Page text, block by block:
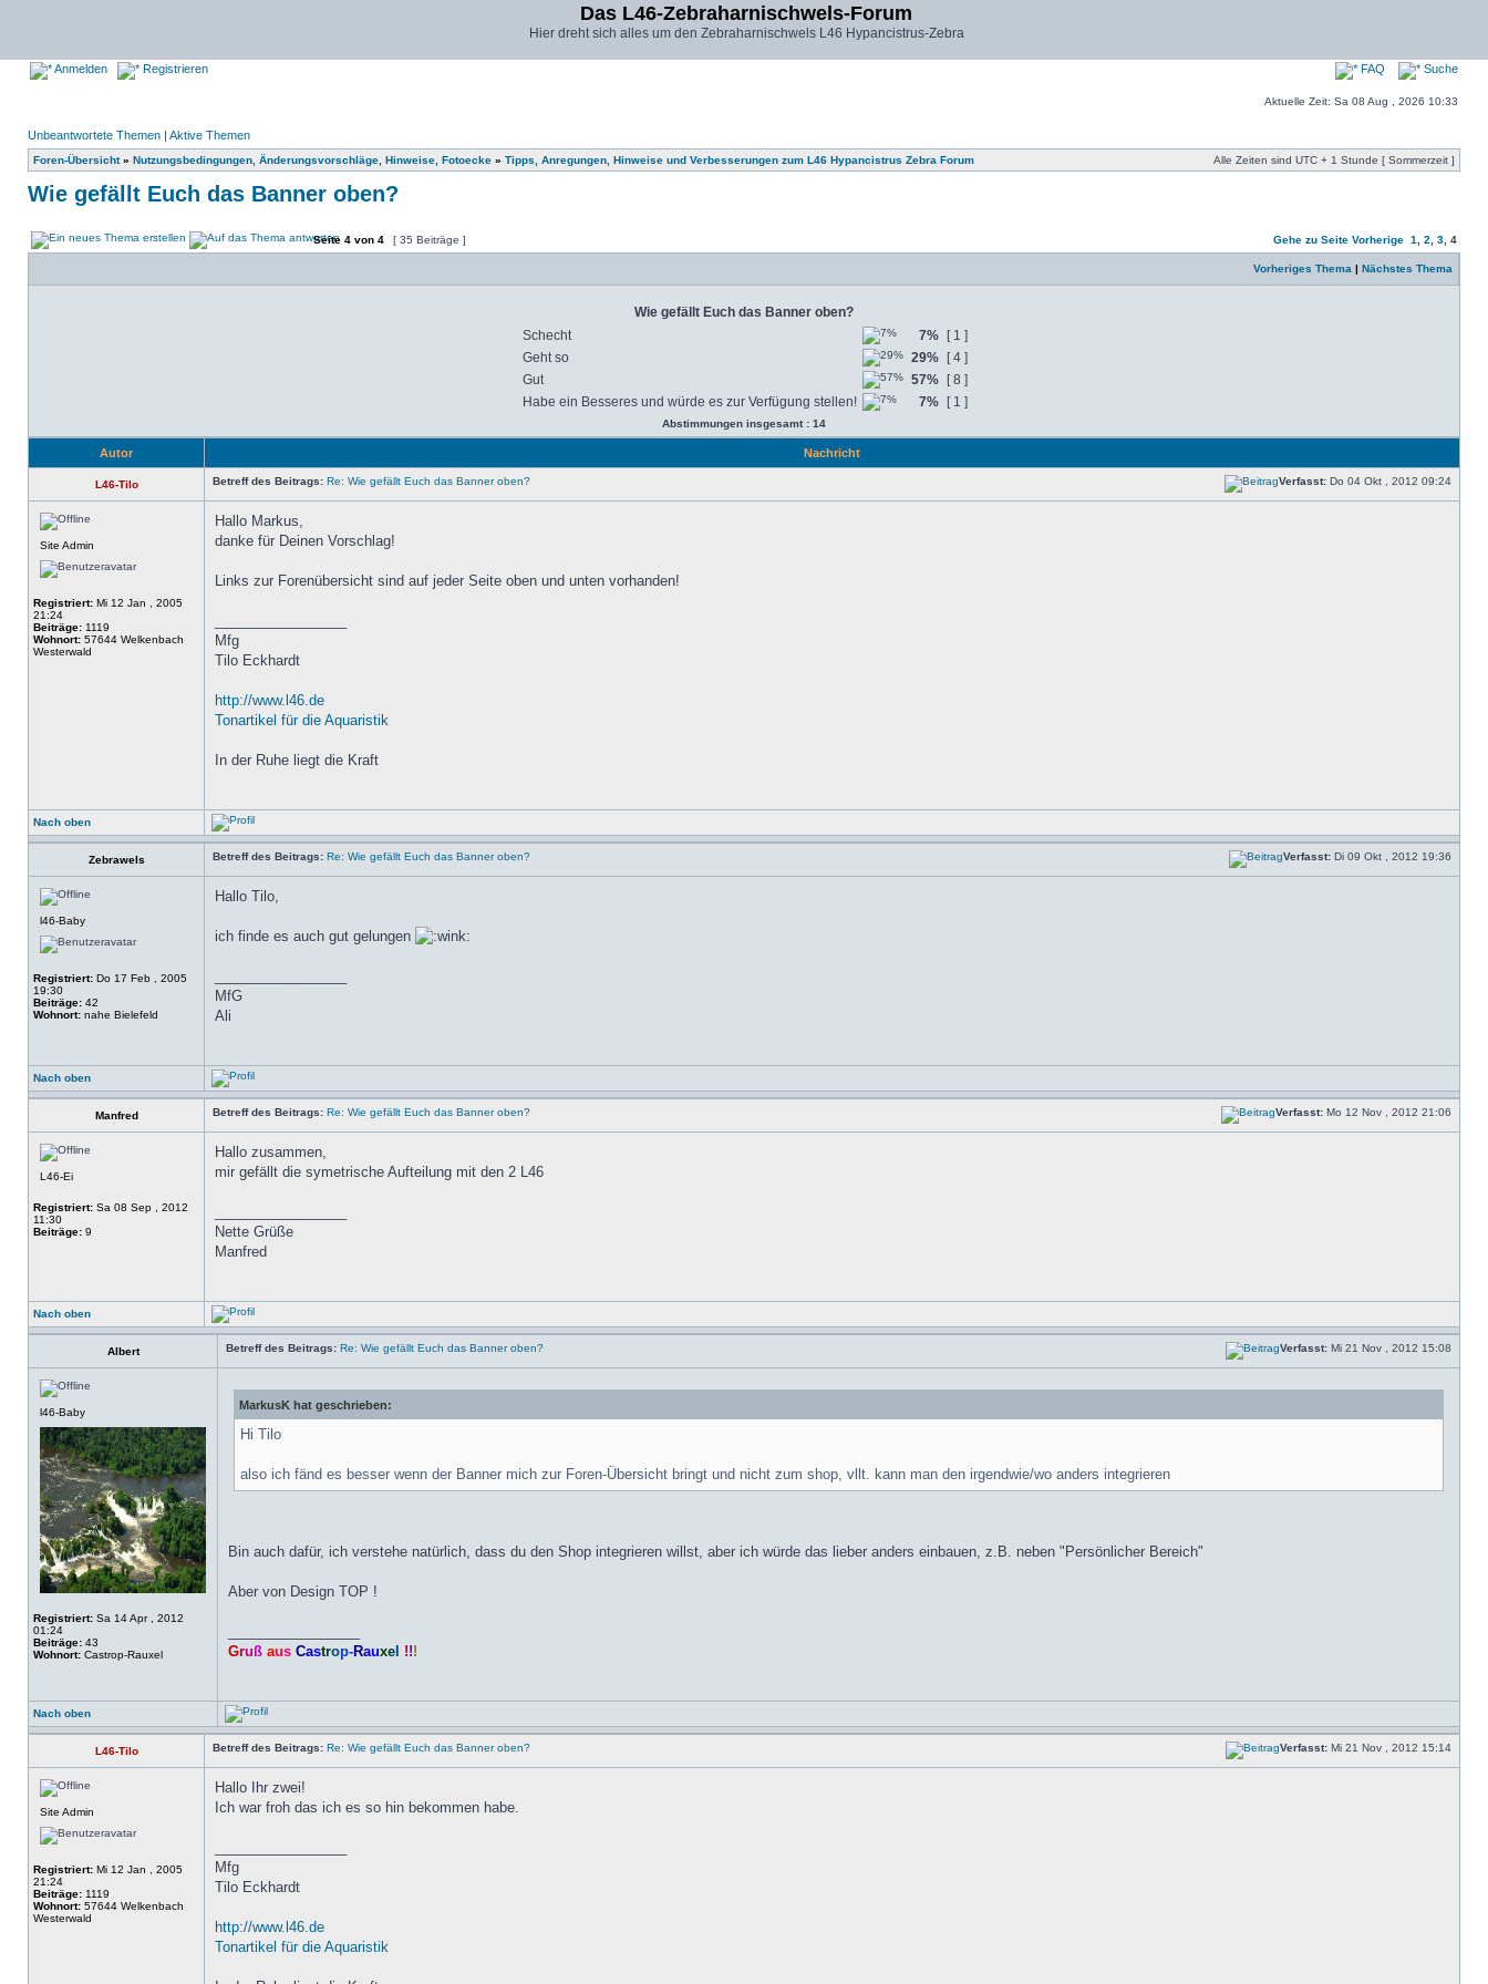
Das L46-Zebraharnischwels-Forum
Hier dreht sich alles um den Zebraharnischwels L46 Hypancistrus-Zebra
Anmelden Registrieren FAQ Suche
Aktuelle Zeit: Sa 08 Aug , 2026 10:33
Unbeantwortete Themen | Aktive Themen
Foren-Übersicht» Nutzungsbedingungen, Änderungsvorschläge, Hinweise, Fotoecke » Tipps, Anregungen, Hinweise und Verbesserungen zum L46 Hypancistrus Zebra Forum Alle Zeiten sind UTC + 1 Stunde [ Sommerzeit ]
Wie gefällt Euch das Banner oben?
Seite 4 von 4 [ 35 Beiträge ] Gehe zu Seite Vorherige 1 2 3 4
Vorheriges Thema | Nächstes Thema
Wie gefällt Euch das Banner oben?
Schecht
7%
[ 1 ]
Geht so
29%
[ 4 ]
Gut
57%
[ 8 ]
Habe ein Besseres und würde es zur Verfügung stellen!
7% [ 1 ]
Abstimmungen insgesamt : 14
Autor Nachricht
L46-Tilo Betreff des Beitrags: Re: Wie gefällt Euch das Banner oben? Verfasst: Do 04 Okt , 2012 09:24
Site Admin
Registriert: Mi 12 Jan , 2005
21:24
Beiträge: 1119
Wohnort: 57644 Welkenbach
Westerwald
Hallo Markus,
danke für Deinen Vorschlag!
Links zur Forenübersicht sind auf jeder Seite oben und unten vorhanden!
Mfg
Tilo Eckhardt
http://www.l46.de
Tonartikel für die Aquaristik
In der Ruhe liegt die Kraft
Nach oben
Zebrawels Betreff des Beitrags: Re: Wie gefällt Euch das Banner oben? Verfasst: Di 09 Okt , 2012 19:36
l46-Baby
Registriert: Do 17 Feb , 2005
19:30
Beiträge: 42
Wohnort: nahe Bielefeld
Hallo Tilo,
ich finde es auch gut gelungen
MfG
Ali
Nach oben
Manfred Betreff des Beitrags: Re: Wie gefällt Euch das Banner oben? Verfasst: Mo 12 Nov , 2012 21:06
L46-Ei
Registriert: Sa 08 Sep , 2012
11:30
Beiträge: 9
Hallo zusammen,
mir gefällt die symetrische Aufteilung mit den 2 L46
Nette Grüße
Manfred
Nach oben
Albert Betreff des Beitrags: Re: Wie gefällt Euch das Banner oben? Verfasst: Mi 21 Nov , 2012 15:08
l46-Baby
Registriert: Sa 14 Apr , 2012
01:24
Beiträge: 43
Wohnort: Castrop-Rauxel
MarkusK hat geschrieben:
Hi Tilo
also ich fänd es besser wenn der Banner mich zur Foren-Übersicht bringt und nicht zum shop, vllt. kann man den irgendwie/wo anders integrieren
Bin auch dafür, ich verstehe natürlich, dass du den Shop integrieren willst, aber ich würde das lieber anders einbauen, z.B. neben "Persönlicher Bereich"
Aber von Design TOP !
Gruß aus Castrop-Rauxe !!!
Nach oben
L46-Tilo Betreff des Beitrags: Re: Wie gefällt Euch das Banner oben? Verfasst: Mi 21 Nov , 2012 15:14
Site Admin
Registriert: Mi 12 Jan , 2005
21:24
Beiträge: 1119
Wohnort: 57644 Welkenbach
Westerwald
Hallo Ihr zwei!
Ich war froh das ich es so hin bekommen habe.
Mfg
Tilo Eckhardt
http://www.l46.de
Tonartikel für die Aquaristik